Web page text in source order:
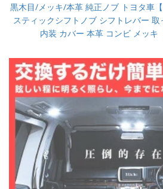
黒木目/メッキ/本革 純正ノブ トヨタ車
スティックシフトノブ シフトレバー
内装 カバー 本革 コンビ メッキ